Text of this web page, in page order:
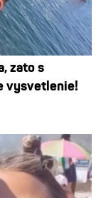
zato s
vysvetlenie!